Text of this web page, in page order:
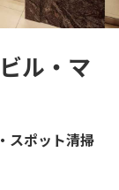
ル・マ
スポット清掃